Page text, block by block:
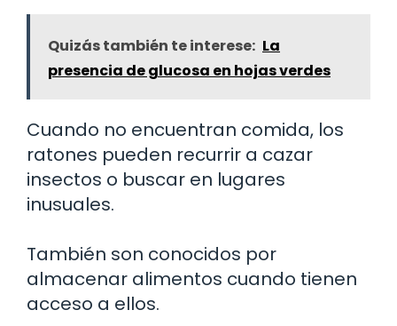
Quizás también te interese: La
presencia de glucosa en hojas verdes
Cuando no encuentran comida, los
ratones pueden recurrir a cazar
insectos o buscar en lugares
inusuales.
También son conocidos por
almacenar alimentos cuando tienen
acceso a ellos.